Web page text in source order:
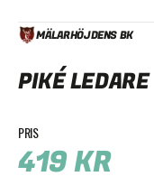
MÄLARHÖJDENS BK
PIKÉ LEDARE
419KR